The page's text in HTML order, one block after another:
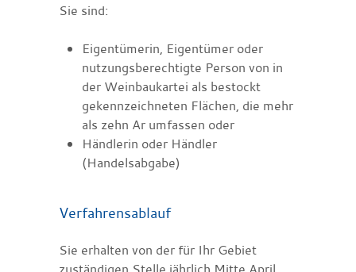
Sie sind:
Eigentümerin, Eigentümer oder
nutzungsberechtigte Person von in
der Weinbaukartei als bestockt
gekennzeichneten Flächen, die mehr
als zehn Ar umfassen oder
Händlerin oder Händler
(Handelsabgabe)
Verfahrensablauf
Sie erhalten von der für Ihr Gebiet
zuständigen Stelle jährlich Mitte April